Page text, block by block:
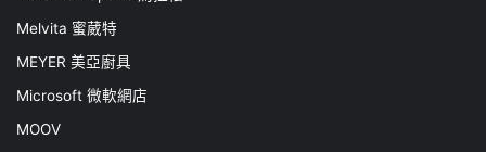
Melvita 蜜葳特
MEYER 美亞廚具
Microsoft 微軟網店
MOOV